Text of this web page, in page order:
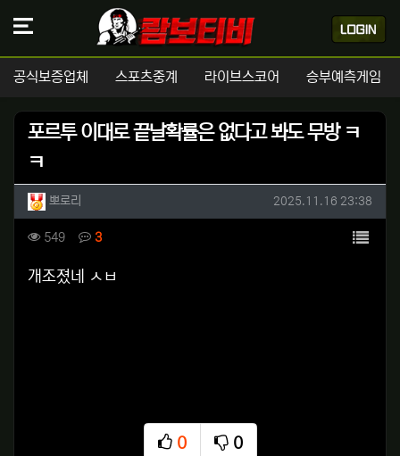
공식보증업체 스포츠중계 라이브스코어 승부예측게임
포르투 이대로 끝날확률은 없다고 봐도 무방 ㅋ
ㅋ
작성자 정보
뽀로리 작성일
2025.11.16 23:38
컨텐츠 정보
549조회 3댓글 목록
본문
개조졌네 ㅅㅂ
0
0